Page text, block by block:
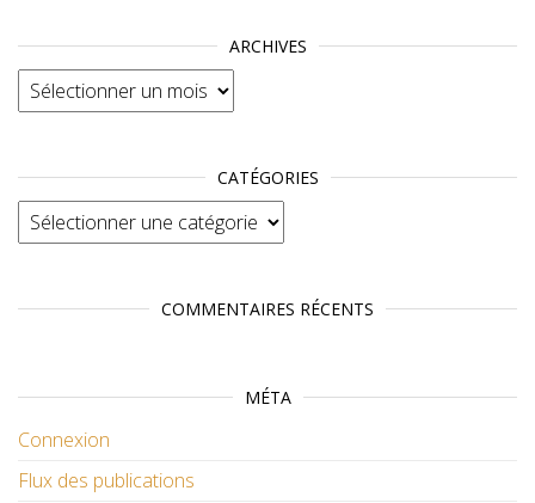
ARCHIVES
Archives
CATÉGORIES
Catégories
COMMENTAIRES RÉCENTS
MÉTA
Connexion
Flux des publications